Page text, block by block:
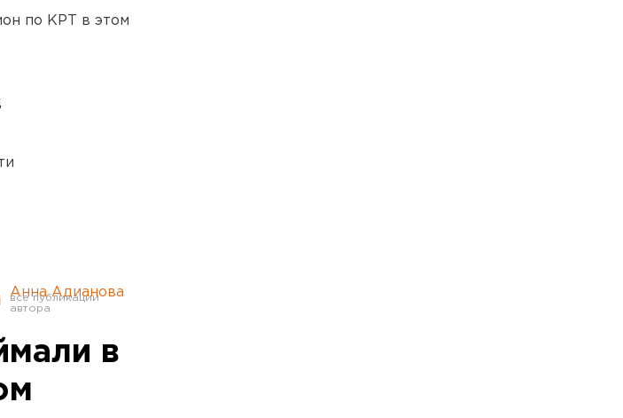
по КРТ в этом
Анна Адианова
в